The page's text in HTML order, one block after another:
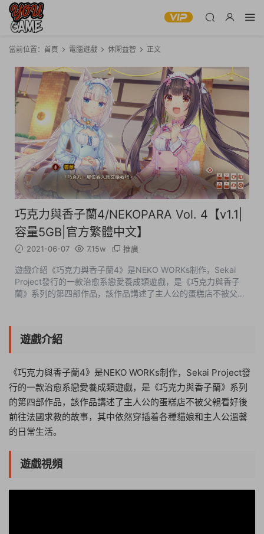
當前位置： 首頁 電腦遊戲 休閑益智 正文
巧克力與香子蘭4/NEKOPARA Vol. 4【v1.1|
容量5GB|官方繁體中文】
2021-06-07 7.15w 推廣
遊戲介紹《巧克力與香子蘭4》是NEKO WORKs制作，Sekai
Project發行的一款治愈系戀愛養成類遊戲，是《巧克力與香子
蘭》系列的第四部作品，該作品講述了主人公的蛋糕店不被父親
遊戲介紹
《巧克力與香子蘭4》是NEKO WORKs制作，Sekai Project發
行的一款治愈系戀愛養成類遊戲，是《巧克力與香子蘭》系列
的第四部作品，該作品講述了主人公的蛋糕店不被父親看好後
前往法國求教的故事，其中依然穿插着各種貓娘和主人公溫馨
的日常生活。
遊戲視頻